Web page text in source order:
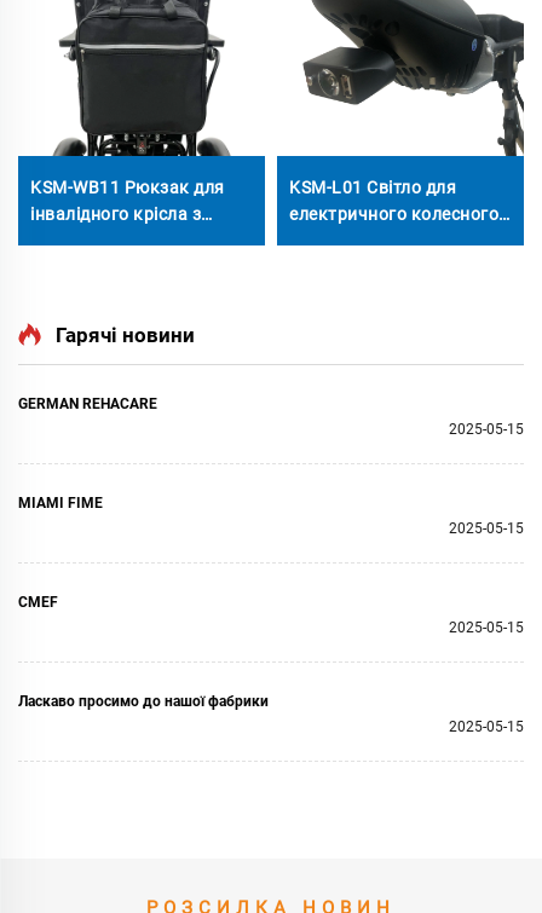
KSM-WB11 Рюкзак для
інвалідного крісла з
дорослих та пенсіонерів
KSM-L01 Світло для
електричного колесного
Гарячі новини
GERMAN REHACARE
2025-05-15
MIAMI FIME
2025-05-15
CMEF
2025-05-15
Ласкаво просимо до нашої фабрики
2025-05-15
РОЗСИЛКА НОВИН